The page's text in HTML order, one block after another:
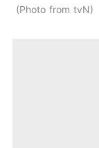
Photo from tvN